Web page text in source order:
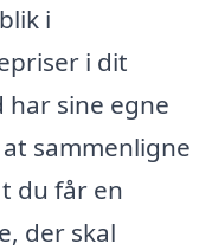
i
i dit
sine egne
sammenligne
du får en
der skal